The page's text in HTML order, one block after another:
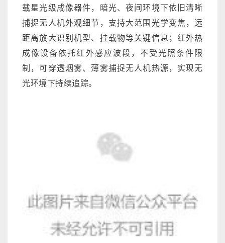
载星光级成像器件，暗光、夜间环境下依旧清晰
捕捉无人机外观细节，支持大范围光学变焦，远
距离放大识别机型、挂载物等关键信息；红外热
成像设备依托红外感应波段，不受光照条件限
制，可穿透烟雾、薄雾捕捉无人机热源，实现无
光环境下持续追踪。